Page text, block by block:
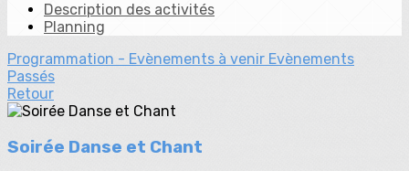
Description des activités
Planning
Programmation - Evènements à venir Evènements
Passés
Retour
Soirée Danse et Chant